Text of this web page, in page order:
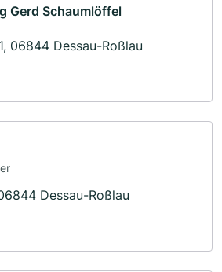
Gerd Schaumlöffel
06844 Dessau-Roßlau
Dessau-Roßlau